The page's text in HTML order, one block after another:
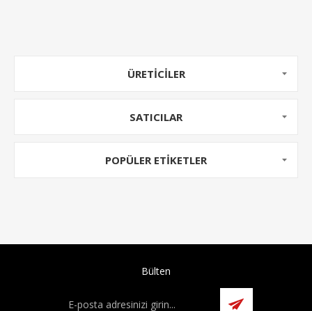
ÜRETICILER
SATICILAR
POPÜLER ETIKETLER
Bülten